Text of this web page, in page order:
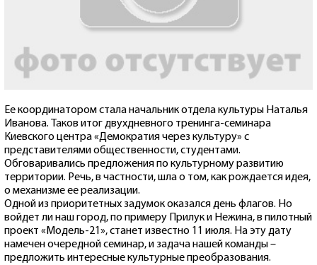
Ее координатором стала начальник отдела культуры Наталья
Иванова. Таков итог двухдневного тренинга-семинара
Киевского центра «Демократия через культуру» с
представителями общественности, студентами.
Обговаривались предложения по культурному развитию
территории. Речь, в частности, шла о том, как рождается идея,
о механизме ее реализации.
Одной из приоритетных задумок оказался день флагов. Но
войдет ли наш город, по примеру Прилук и Нежина, в пилотный
проект «Модель-21», станет известно 11 июля. На эту дату
намечен очередной семинар, и задача нашей команды –
предложить интересные культурные преобразования.